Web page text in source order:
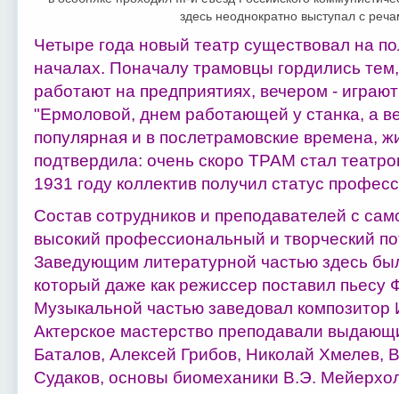
здесь неоднократно выступал с
Четыре года новый театр существовал на
началах. Поначалу трамовцы гордились
работают на предприятиях, вечером -
"Ермоловой, днем работающей у станка, а
популярная и в послетрамовские времена,
подтвердила: очень скоро ТРАМ стал
1931 году коллектив получил статус
Состав сотрудников и преподавателей с
высокий профессиональный и творческий
Заведующим литературной частью здесь
который даже как режиссер поставил пьесу
Музыкальной частью заведовал композитор
Актерское мастерство преподавали
Баталов, Алексей Грибов, Николай Хмелев,
Судаков, основы биомеханики В.Э.